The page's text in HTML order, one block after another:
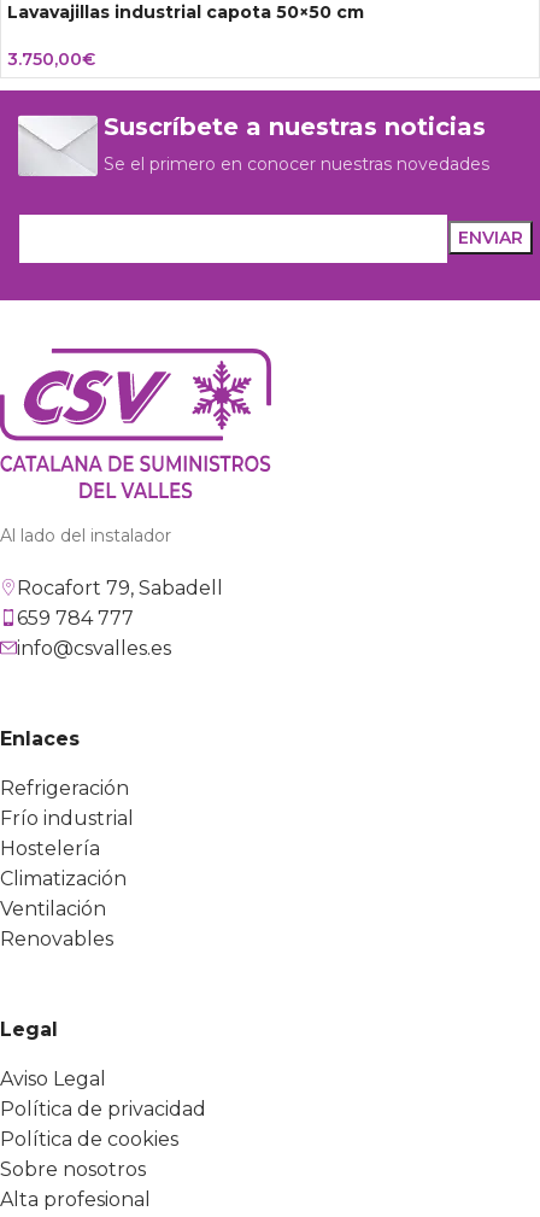
Lavavajillas industrial capota 50×50 cm
3.750,00€
Suscríbete a nuestras noticias
Se el primero en conocer nuestras novedades
Al lado del instalador
Rocafort 79, Sabadell
659 784 777
info@csvalles.es
Enlaces
Refrigeración
Frío industrial
Hostelería
Climatización
Ventilación
Renovables
Legal
Aviso Legal
Política de privacidad
Política de cookies
Sobre nosotros
Alta profesional